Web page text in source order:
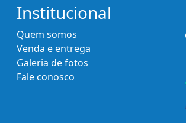
Institucional
Quem somos
Venda e entrega
Galeria de fotos
Fale conosco